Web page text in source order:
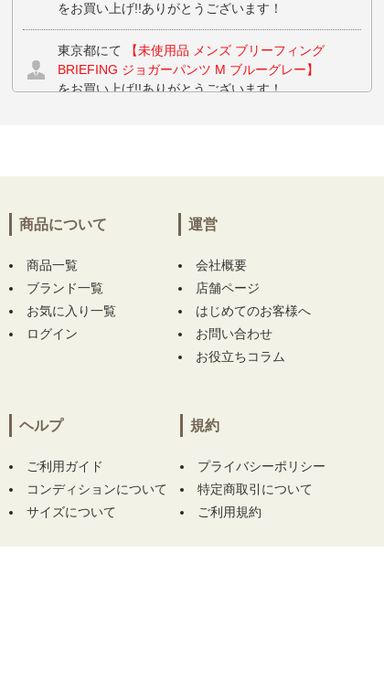
をお買い上げ!!ありがとうございます！
東京都にて
【未使用品 メンズ ブリーフィング
BRIEFING ジョガーパンツ M ブルーグレー】
をお買い上げ!!ありがとうございます！
【中古 レディース パーリーゲイ
ツ PEARLY GATES ワンピース 1(M) ピンク 半
す！
宮城県にて
【中古 レディース アンパスィ and
per se ショートパンツ L 紺 ネイビー 貝殻柄】
をお買い上げ!!ありがとうございます！
per se ショートパンツ L 紺 ネイビー 貝殻柄】
をお買い上げ!!ありがとうございます！
宮城県にて
【中古 レディース アンパスィ and
per se ショートパンツ L 紺 ネイビー 貝殻柄】
をお買い上げ!!ありがとうございます！
商品について
商品一覧
ブランド一覧
お気に入り一覧
ログイン
運営
会社概要
店舗ページ
はじめてのお客様へ
お問い合わせ
お役立ちコラム
ヘルプ
ご利用ガイド
コンディションについて
サイズについて
規約
プライバシーポリシー
特定商取引について
ご利用規約